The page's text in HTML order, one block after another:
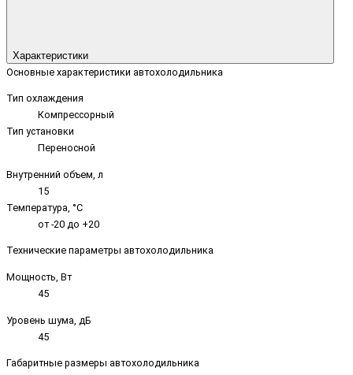
Характеристики
Основные характеристики автохолодильника
Тип охлаждения
Компрессорный
Тип установки
Переносной
Внутренний объем, л
15
Температура, °C
от -20 до +20
Технические параметры автохолодильника
Мощность, Вт
45
Уровень шума, дБ
45
Габаритные размеры автохолодильника